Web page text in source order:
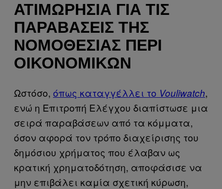
ΑΤΙΜΩΡΗΣΊΑ ΓΙΑ ΤΙΣ
ΠΑΡΑΒΆΣΕΙΣ ΤΗΣ
ΝΟΜΟΘΕΣΊΑΣ ΠΕΡΊ
ΟΙΚΟΝΟΜΙΚΏΝ
Ωστόσο, όπως καταγγέλλει το Vouliwatch,
ενώ η Επιτροπή Ελέγχου διαπίστωσε μια
σειρά παραβάσεων από τα κόμματα,
όσον αφορά τον τρόπο διαχείρισης του
δημόσιου χρήματος που έλαβαν ως
κρατική χρηματοδότηση, αποφάσισε να
μην επιβάλει καμία σχετική κύρωση,